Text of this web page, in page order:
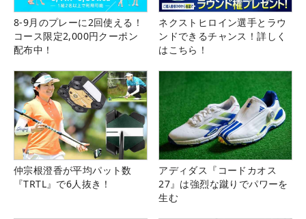
8-9月のプレーに2回使える！
コース限定2,000円クーポン
配布中！
ネクストヒロイン選手とラウ
ンドできるチャンス！詳しく
はこちら！
仲宗根澄香が平均パット数
『TRTL』で6人抜き！
アディダス『コードカオス
27』は強烈な蹴りでパワーを
生む